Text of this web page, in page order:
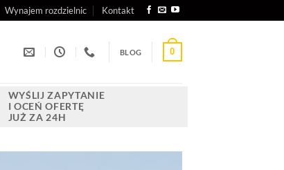
Wynajem rozdzielnic Kontakt
BLOG 0
WYŚLIJ ZAPYTANIE
I OCEŃ OFERTĘ
JUŻ ZA 24H